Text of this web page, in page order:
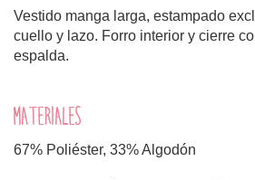
Vestido manga larga, estampado
cuello y lazo. Forro interior y cierre
espalda.
MATERIALES
67% Poliéster, 33% Algodón